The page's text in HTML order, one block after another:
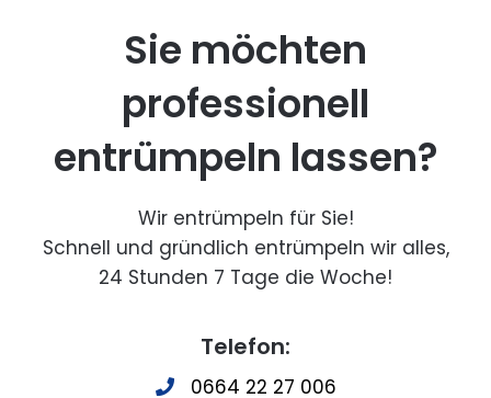
Sie möchten
professionell
entrümpeln lassen?
Wir entrümpeln für Sie!
Schnell und gründlich entrümpeln wir alles,
24 Stunden 7 Tage die Woche!
Telefon:
0664 22 27 006